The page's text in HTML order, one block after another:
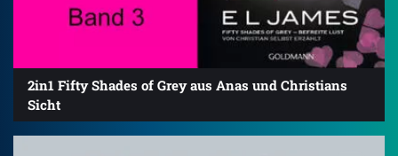
2in1 Fifty Shades of Grey aus Anas und Christians
Sicht